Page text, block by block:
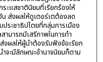
ะแสชาตินิยมที่เรียกร้องให้
ส่งผลให้ดูเตอร์เตต้องลด
ประชาธิปไตยที่กลุ่มการเมือง
มารถมีเสรีภาพในการทำ
ผลให้ผู้นำต้องรับฟังข้อเรียก
ำจะมีลักษณะอำนาจนิยมก็ตาม